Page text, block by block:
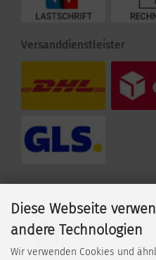
Versanddienstleister
Bestseller
12 Paar Arbeitshan
0,62 EUR pro Paar
Diese Webseite
andere Technologien
Wir verwenden Cookies und